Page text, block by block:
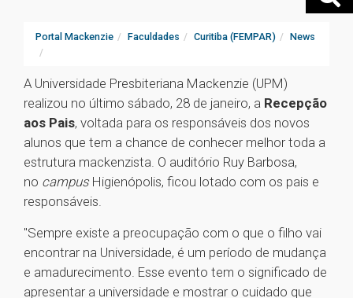
Portal Mackenzie Faculdades Curitiba (FEMPAR) News
A Universidade Presbiteriana Mackenzie (UPM)
realizou no último sábado, 28 de janeiro, a Recepção
aos Pais, voltada para os responsáveis dos novos
alunos que tem a chance de conhecer melhor toda a
estrutura mackenzista. O auditório Ruy Barbosa,
no campus Higienópolis, ficou lotado com os pais e
responsáveis.
"Sempre existe a preocupação com o que o filho vai
encontrar na Universidade, é um período de mudança
e amadurecimento. Esse evento tem o significado de
apresentar a universidade e mostrar o cuidado que